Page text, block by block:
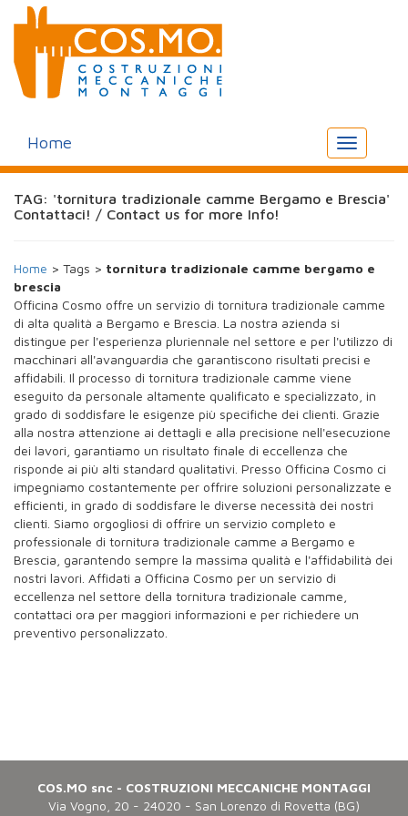
Toggle
navigation
Home
TAG: 'tornitura tradizionale camme Bergamo e Brescia'
Contattaci! / Contact us for more Info!
Home > Tags > tornitura tradizionale camme bergamo e
brescia
Officina Cosmo offre un servizio di tornitura tradizionale camme
di alta qualità a Bergamo e Brescia. La nostra azienda si
distingue per l'esperienza pluriennale nel settore e per l'utilizzo di
macchinari all'avanguardia che garantiscono risultati precisi e
affidabili. Il processo di tornitura tradizionale camme viene
eseguito da personale altamente qualificato e specializzato, in
grado di soddisfare le esigenze più specifiche dei clienti. Grazie
alla nostra attenzione ai dettagli e alla precisione nell'esecuzione
dei lavori, garantiamo un risultato finale di eccellenza che
risponde ai più alti standard qualitativi. Presso Officina Cosmo ci
impegniamo costantemente per offrire soluzioni personalizzate e
efficienti, in grado di soddisfare le diverse necessità dei nostri
clienti. Siamo orgogliosi di offrire un servizio completo e
professionale di tornitura tradizionale camme a Bergamo e
Brescia, garantendo sempre la massima qualità e l'affidabilità dei
nostri lavori. Affidati a Officina Cosmo per un servizio di
eccellenza nel settore della tornitura tradizionale camme,
contattaci ora per maggiori informazioni e per richiedere un
preventivo personalizzato.
COS.MO snc - COSTRUZIONI MECCANICHE MONTAGGI
Via Vogno, 20 - 24020 - San Lorenzo di Rovetta (BG)